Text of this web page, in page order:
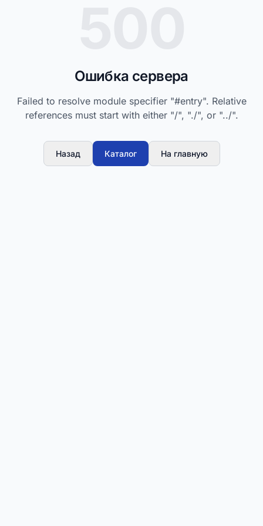
Ошибка сервера
Failed to resolve module specifier "#entry". Relative
references must start with either "/", "./", or "../".
Назад Каталог На главную